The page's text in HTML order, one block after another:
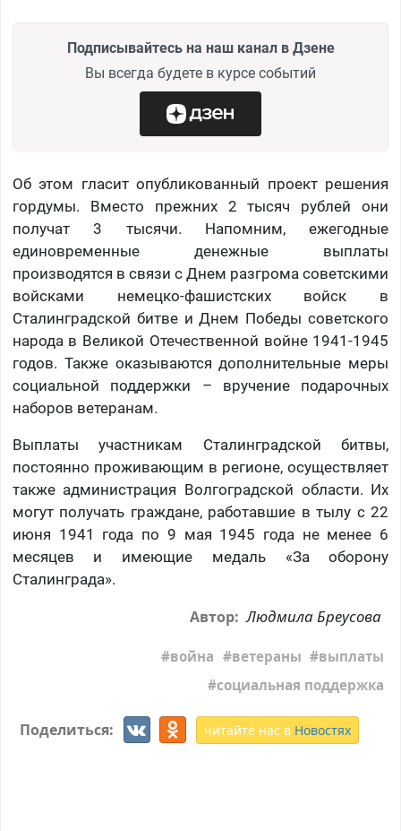
Подписывайтесь на наш канал в Дзене
Вы всегда будете в курсе событий
Об этом гласит опубликованный проект решения
гордумы. Вместо прежних 2 тысяч рублей они
получат 3 тысячи. Напомним, ежегодные
единовременные денежные выплаты
производятся в связи с Днем разгрома советскими
войсками немецко-фашистских войск в
Сталинградской битве и Днем Победы советского
народа в Великой Отечественной войне 1941-1945
годов. Также оказываются дополнительные меры
социальной поддержки – вручение подарочных
наборов ветеранам.
Выплаты участникам Сталинградской битвы,
постоянно проживающим в регионе, осуществляет
также администрация Волгоградской области. Их
могут получать граждане, работавшие в тылу с 22
июня 1941 года по 9 мая 1945 года не менее 6
месяцев и имеющие медаль «За оборону
Сталинграда».
Автор: Людмила Бреусова
война ветераны
выплаты
социальная поддержка
Поделиться: читайте нас в Новостях